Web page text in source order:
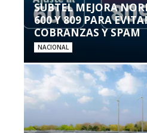
SUBTEL MEJORA
600 Y 809 PARA
COBRANZAS Y SPAM
NACIONAL